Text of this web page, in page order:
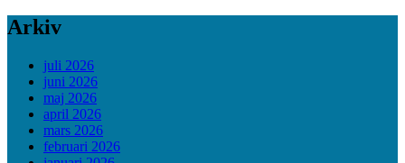
Arkiv
juli 2026
juni 2026
maj 2026
april 2026
mars 2026
februari 2026